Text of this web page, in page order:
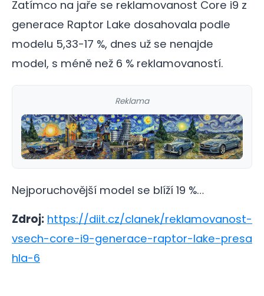
Zatímco na jaře se reklamovanost Core i9 z
generace Raptor Lake dosahovala podle
modelu 5,33-17 %, dnes už se nenajde
model, s méně než 6 % reklamovaností.
Reklama
Nejporuchovější model se blíží 19 %…
Zdroj: https://diit.cz/clanek/reklamovanost-
vsech-core-i9-generace-raptor-lake-presa
hla-6